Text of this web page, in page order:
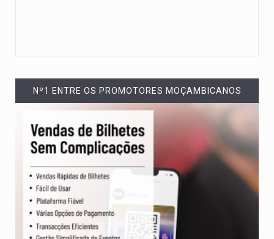
Nº1 ENTRE OS PROMOTORES MOÇAMBICANOS